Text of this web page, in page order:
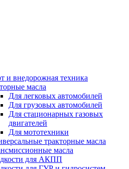
и внедорожная техника
масла
Для легковых автомобилей
Для грузовых автомобилей
Для стационарных газовых
двигателей
Для мототехники
тракторные масла
масла
для АКПП